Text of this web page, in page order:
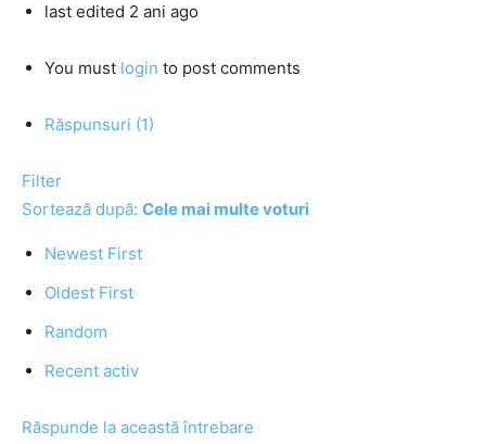
last edited 2 ani ago
You must login to post comments
Răspunsuri (1)
Filter
Sortează după: Cele mai multe voturi
Newest First
Oldest First
Random
Recent activ
Răspunde la această întrebare